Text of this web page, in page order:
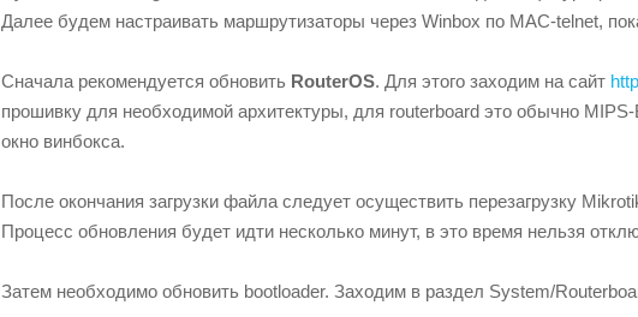
Далее будем настраивать маршрутизаторы через Winbox по MAC-telnet,
Сначала рекомендуется обновить RouterOS. Для этого заходим на сайт
прошивку для необходимой архитектуры, для routerboard это обычно
окно винбокса.
После окончания загрузки файла следует осуществить перезагрузку
Процесс обновления будет идти несколько минут, в это время нельзя
Затем необходимо обновить bootloader. Заходим в раздел System/